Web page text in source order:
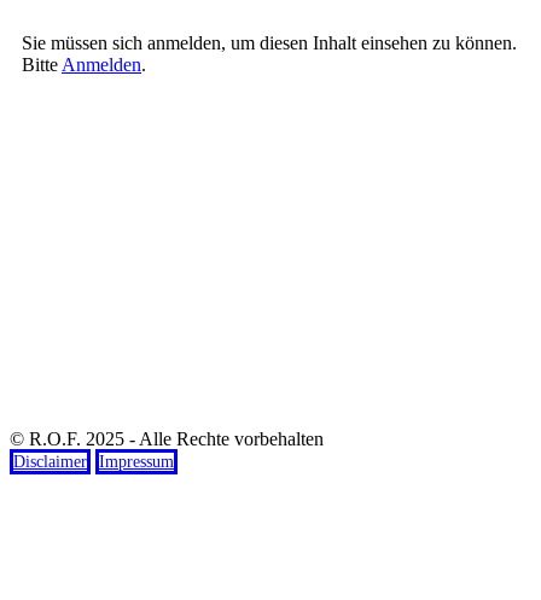
Sie müssen sich anmelden, um diesen Inhalt einsehen zu können.
Bitte Anmelden.
© R.O.F. 2025 - Alle Rechte vorbehalten
Disclaimer Impressum